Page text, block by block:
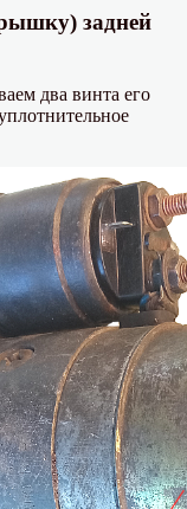
задней
два винта его